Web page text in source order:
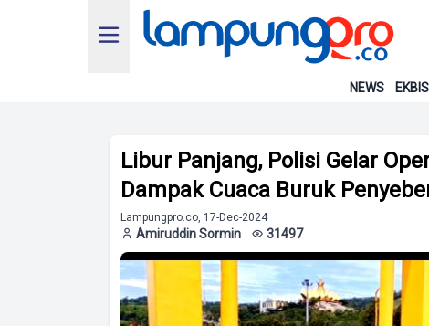
NEWS EKBIS
Libur Panjang, Polisi Gelar
Dampak Cuaca Buruk
Lampungpro.co, 17-Dec-2024
Amiruddin Sormin 31497